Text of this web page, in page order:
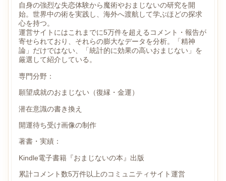
自身の強烈な失恋体験から魔術やおまじないの研究を開
始。世界中の術を実践し、海外へ渡航して学ぶほどの探求
心を持つ。
運営サイトにはこれまでに5万件を超えるコメント・報告が
寄せられており、それらの膨大なデータを分析。「精神
論」だけではない、「統計的に効果の高いおまじない」を
厳選して紹介している。
専門分野：
願望成就のおまじない（復縁・金運）
潜在意識の書き換え
開運待ち受け画像の制作
著書・実績：
Kindle電子書籍『おまじないの本』出版
累計コメント数5万件以上のコミュニティサイト運営